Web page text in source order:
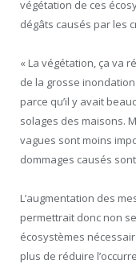
végétation de ces
dégâts causés par les
« La végétation, ça va
de la grosse
parce qu’il y avait
solages des maisons.
vagues sont moins
dommages causés
L’augmentation des
permettrait donc non
écosystèmes
plus de réduire